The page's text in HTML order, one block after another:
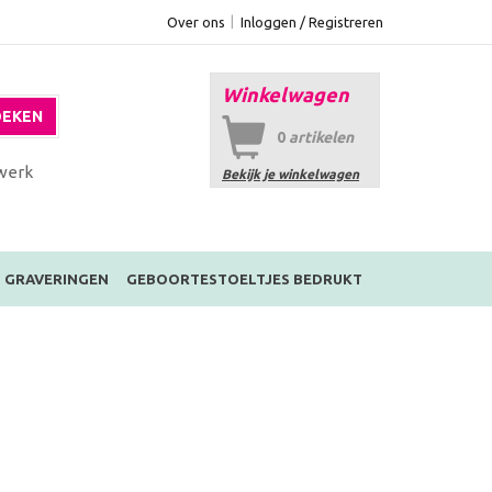
Over ons Inloggen / Registreren
Winkelwagen
0 artikelen
Bekijk je winkelwagen
GRAVERINGEN GEBOORTESTOELTJES BEDRUKT